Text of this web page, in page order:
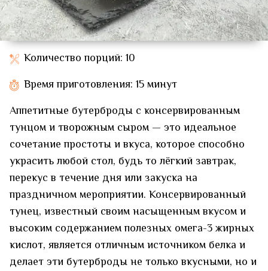
Количество порций: 10
Время приготовления: 15 минут
Аппетитные бутерброды с консервированным
тунцом и творожным сыром — это идеальное
сочетание простоты и вкуса, которое способно
украсить любой стол, будь то лёгкий завтрак,
перекус в течение дня или закуска на
праздничном мероприятии. Консервированный
тунец, известный своим насыщенным вкусом и
высоким содержанием полезных омега-3 жирных
кислот, является отличным источником белка и
делает эти бутерброды не только вкусными, но и